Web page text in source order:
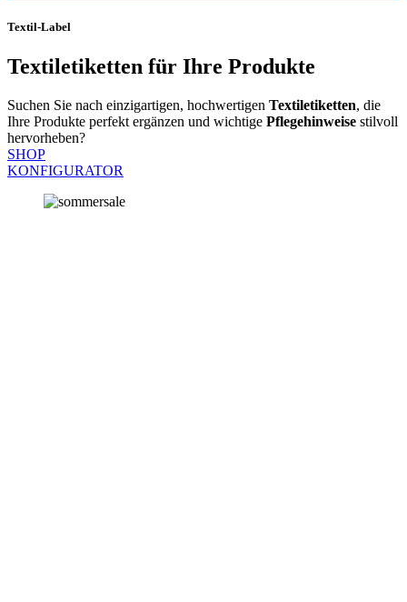
Textil-Label
Textiletiketten für Ihre Produkte
Suchen Sie nach einzigartigen, hochwertigen Textiletiketten, die
Ihre Produkte perfekt ergänzen und wichtige Pflegehinweise stilvoll
hervorheben?
SHOP
KONFIGURATOR